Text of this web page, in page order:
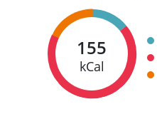
155
kCal